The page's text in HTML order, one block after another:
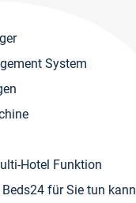
System
Hotel Funktion
für Sie tun kann